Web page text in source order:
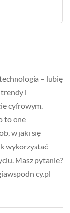
– lubię
trendy i
cyfrowym.
to one
w jaki się
wykorzystać
Masz pytanie?